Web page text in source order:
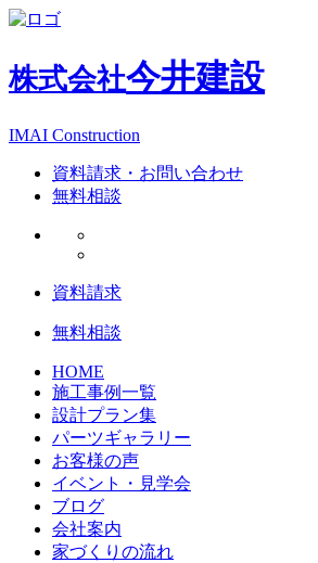
株式会社今井建設
IMAI Construction
資料請求・お問い合わせ
無料相談
資料請求
無料相談
HOME
施工事例一覧
設計プラン集
パーツギャラリー
お客様の声
イベント・見学会
ブログ
会社案内
家づくりの流れ